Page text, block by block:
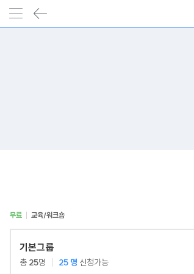
무료 교육/워크숍
기본그룹
총 25명 25 명 신청가능